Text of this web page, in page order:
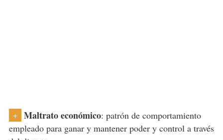
+ Maltrato económico: patrón de comportamiento
empleado para ganar y mantener poder y control a través